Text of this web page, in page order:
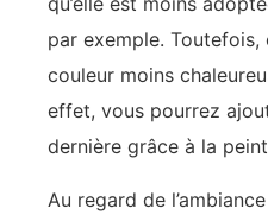
par exemple. Toutefois,
couleur moins
effet, vous pourrez
dernière grâce à la
Au regard de